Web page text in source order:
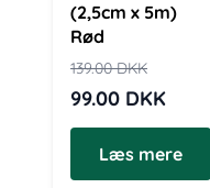
(2,5cm x 5m)
Rød
139.00DKK
99.00 DKK
Læs mere